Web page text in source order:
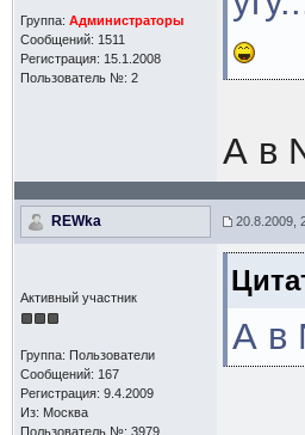
Группа: Администраторы
Сообщений: 1511
Регистрация: 15.1.2008
Пользователь №: 2
А в
REWka 20.8.2009,
Активный участник
Группа: Пользователи
Сообщений: 167
Регистрация: 9.4.2009
Из: Москва
Пользователь №: 3979
А в